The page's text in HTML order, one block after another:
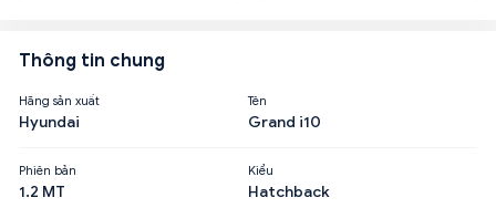
Thông tin chung
Hãng sản xuất
Hyundai
Tên
Grand i10
Phiên bản
1.2 MT
Kiểu
Hatchback